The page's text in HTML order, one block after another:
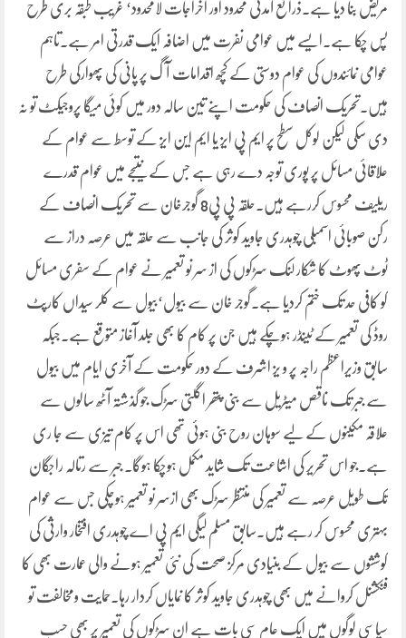
مریض بنا دیا ہے۔ذرائع آمدنی محدود اور اخراجات لامحدود‘ غریب طبقہ بری طرح
پس چکا ہے۔ایسے میں عوامی نفرت میں اضافہ ایک قدرتی امر ہے۔تاہم
عوامی نمائندوں کی عوام دوستی کے کچھ اقدامات آگ پر پانی کی پھوارکی طرح
ہیں۔تحریک انصاف کی حکومت اپنے تین سالہ دور میں کوئی میگا پروجیکٹ تو نہ
دی سکی لیکن لوکل سطح پر ایم پی ایز یا ایم این ایز کے توسط سے عوام کے
علاقائی مسائل پر پوری توجہ دے رہی ہے جس کے نتیجے میں عوام قدرے
ریلیف محسوس کررہے ہیں۔حلقہ پی پی8 گوجرخان سے تحریک انصاف کے
رکن صوبائی اسمبلی چوہدری جاوید کوثر کی جانب سے حلقہ میں عرصہ دراز سے
ٹوٹ پھوٹ کا شکار لنک سڑکوں کی از سر نو تعمیر نے عوام کے سفری مسائل
کو کافی حد تک ختم کردیا ہے۔گوجر خان سے بیول‘بیول سے کلر سیداں کارپٹ
روڈ کی تعمیر کے ٹینڈر ہوچکے ہیں جن پر کام کا بھی جلد آغاز متوقع ہے۔جبکہ
سابق وزیراعظم راجہ پر و یز اشرف کے دور حکومت کے آخری ایام میں بیول
سے جبر تک ناقص میٹریل سے بنی پتھر اگلتی سڑک جو گذشتہ آٹھ سالوں سے
علاقہ مکینوں کے لیے سوہان روح بنی ہوئی تھی اس پر کام تیزی سے جا ری
ہے۔جو اس تحریر کی اشاعت تک شاید مکمل ہوچکا ہوگا۔ جبر سے رتالہ راجگان
تک طویل عرصہ سے تعمیر کی منتظر سڑک بھی ازسر نو تعمیر ہوچکی جس سے عوام
بہتری محسوس کر رہے ہیں۔سابق مسلم لیگی ایم پی اے چوہدری افتخار وارثی کی
کوششوں سے بیول کے بنیادی مرکز صحت کی نئی تعمیر ہونے والی عمارت بھی کا
فنکشنل کروانے میں بھی چوہدری جاوید کوثر کا نمایاں کردار رہا۔حمایت ومخالفت تو
سیاسی لوگوں میں ایک عام سی بات ہے ان سڑکوں کی تعمیر پر بھی حسب